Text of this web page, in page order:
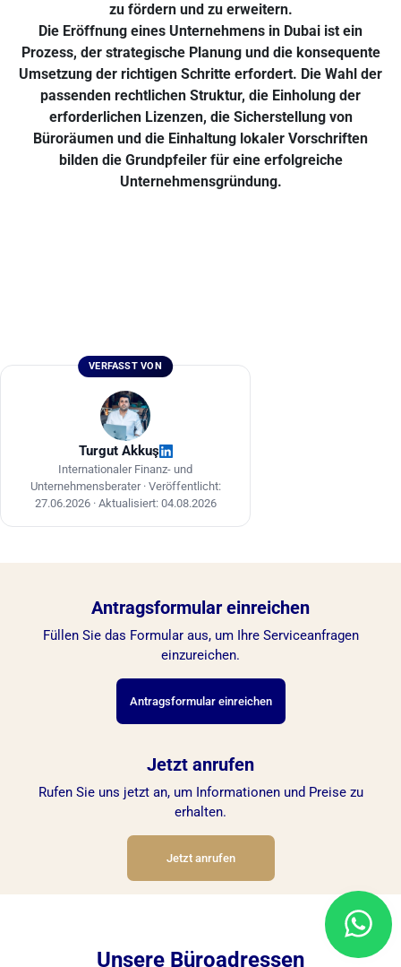
zu fördern und zu erweitern.
Die Eröffnung eines Unternehmens in Dubai ist ein
Prozess, der strategische Planung und die konsequente
Umsetzung der richtigen Schritte erfordert. Die Wahl der
passenden rechtlichen Struktur, die Einholung der
erforderlichen Lizenzen, die Sicherstellung von
Büroräumen und die Einhaltung lokaler Vorschriften
bilden die Grundpfeiler für eine erfolgreiche
Unternehmensgründung.
VERFASST VON
Turgut Akkuş
Internationaler Finanz- und
Unternehmensberater · Veröffentlicht:
27.06.2026· Aktualisiert: 04.08.2026
Antragsformular einreichen
Füllen Sie das Formular aus, um Ihre Serviceanfragen
einzureichen.
Antragsformular einreichen
Jetzt anrufen
Rufen Sie uns jetzt an, um Informationen und Preise zu
erhalten.
Jetzt anrufen
Unsere Büroadressen